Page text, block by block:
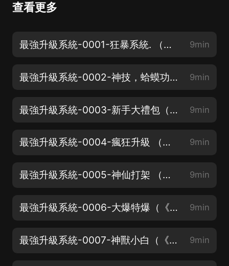
查看更多
最強升級系統-0001-狂暴系統. （《神相天醫》上架！邀你聽少年傳奇） 9min
最強升級系統-0002-神技，蛤蟆功！（《神相天醫》上架！邀你聽少年傳奇） 9min
最強升級系統-0003-新手大禮包（《神相天醫》上架！邀你聽少年傳奇） 9min
最強升級系統-0004-瘋狂升級 （《極品修真強少》上架啦） 9min
最強升級系統-0005-神仙打架 （《極品修真強少》上架啦） 9min
最強升級系統-0006-大爆特爆（《極品修真強少》上架啦） 9min
最強升級系統-0007-神獸小白（《極品修真強少》上架啦） 9min